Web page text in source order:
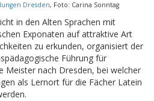
Dresden, Foto: Carina Sonntag
in den Alten Sprachen mit
Exponaten auf attraktive Art
zu erkunden, organisiert der
Führung für
Meister nach Dresden, bei welcher
als Lernort für die Fächer Latein